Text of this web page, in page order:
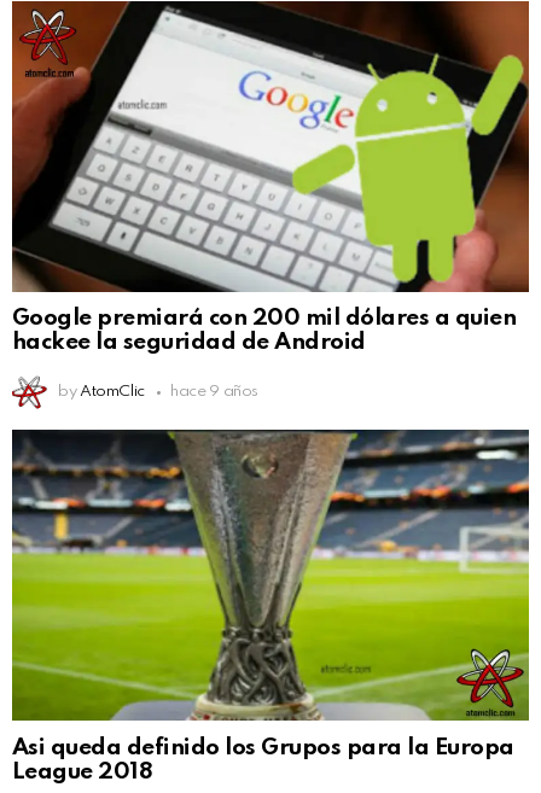
Google premiará con 200 mil dólares a quien
hackee la seguridad de Android
by AtomClic hace 9 años
Asi queda definido los Grupos para la Europa
League 2018